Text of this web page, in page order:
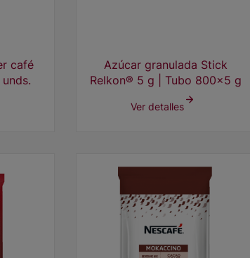
café
Azúcar granulada Stick
Relkon® 5 g | Tubo 800x5 g
Ver detalles